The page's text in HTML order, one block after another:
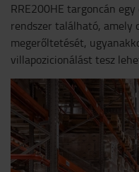
RRE200HE targoncán
rendszer található, amely
megerőltetését,
villapozicionálást tesz